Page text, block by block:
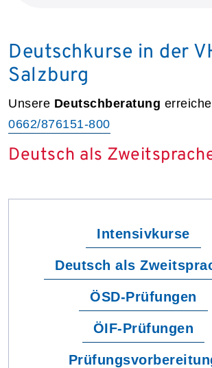
Deutschkurse in der
Salzburg
Unsere Deutschberatung
0662/876151-800
Deutsch als
Intensivkurse
Deutsch als
ÖSD-Prüfungen
ÖIF-Prüfungen